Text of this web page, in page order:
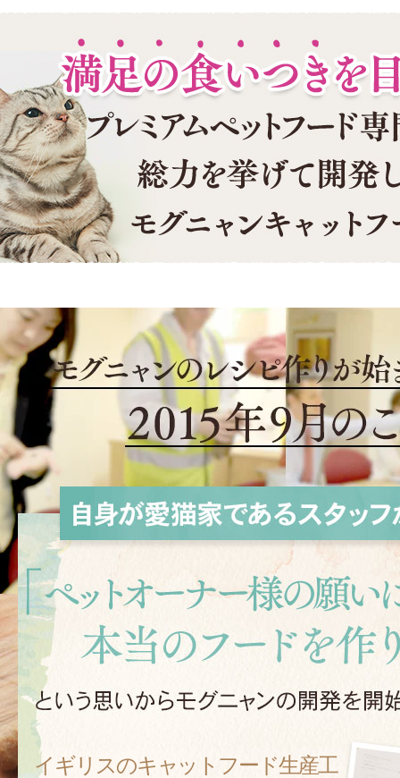
イギリスのキャットフード生産工